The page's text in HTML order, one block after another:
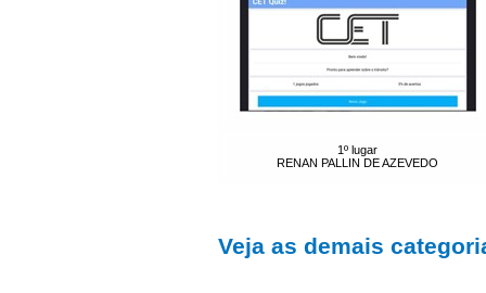
1º lugar
RENAN PALLIN DE AZEVEDO
Veja as demais